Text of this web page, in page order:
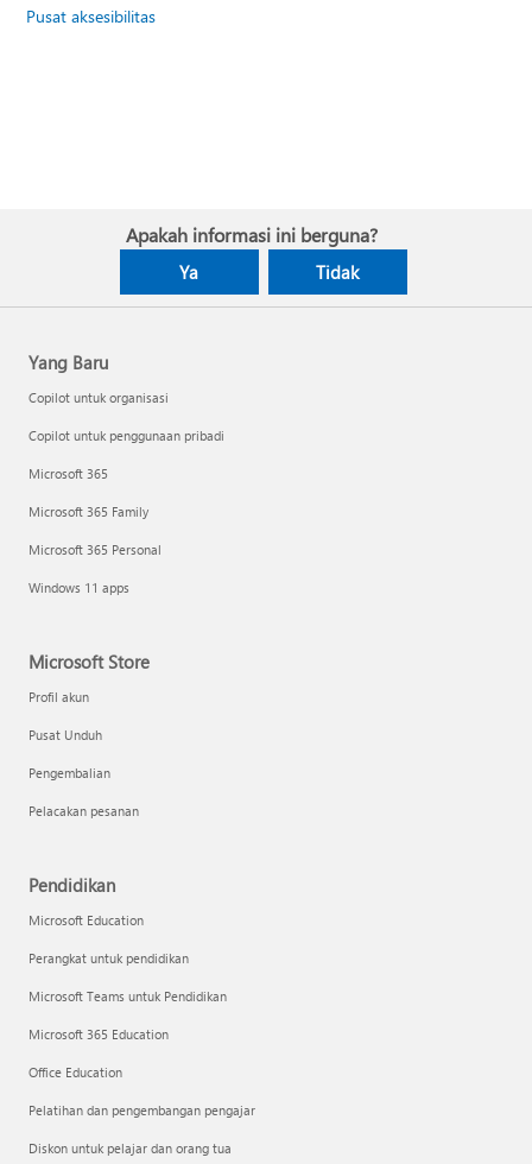
Pusat aksesibilitas
Apakah informasi ini berguna?
Ya Tidak
Yang Baru
Copilot untuk organisasi
Copilot untuk penggunaan pribadi
Microsoft 365
Microsoft 365 Family
Microsoft 365 Personal
Windows 11 apps
Microsoft Store
Profil akun
Pusat Unduh
Pengembalian
Pelacakan pesanan
Pendidikan
Microsoft Education
Perangkat untuk pendidikan
Microsoft Teams untuk Pendidikan
Microsoft 365 Education
Office Education
Pelatihan dan pengembangan pengajar
Diskon untuk pelajar dan orang tua